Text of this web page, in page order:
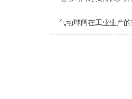
气动球阀在工业生产